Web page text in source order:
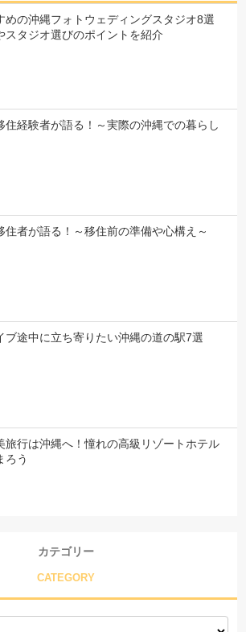
めの沖縄フォトウェディングスタジオ8選
スタジオ選びのポイントを紹介
住経験者が語る！～実際の沖縄での暮らし
住者が語る！～移住前の準備や心構え～
ブ途中に立ち寄りたい沖縄の道の駅7選
旅行は沖縄へ！憧れの高級リゾートホテル
ろう
カテゴリー
CATEGORY